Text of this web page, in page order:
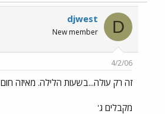
D
djwest
New member
4/2/06
זה רק עולה...בשעות הלילה. מאיזה חום
מקבלים ג'